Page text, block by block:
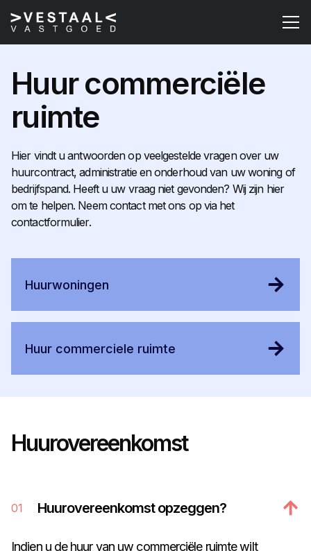
Huur commerciële
ruimte
Hier vindt u antwoorden op veelgestelde vragen over uw
huurcontract, administratie en onderhoud van uw woning of
bedrijfspand. Heeft u uw vraag niet gevonden? Wij zijn hier
om te helpen. Neem contact met ons op via het
contactformulier.
Huurwoningen
Huur commerciele ruimte
Huurovereenkomst
01 Huurovereenkomst opzeggen?
Indien u de huur van uw commerciële ruimte wilt